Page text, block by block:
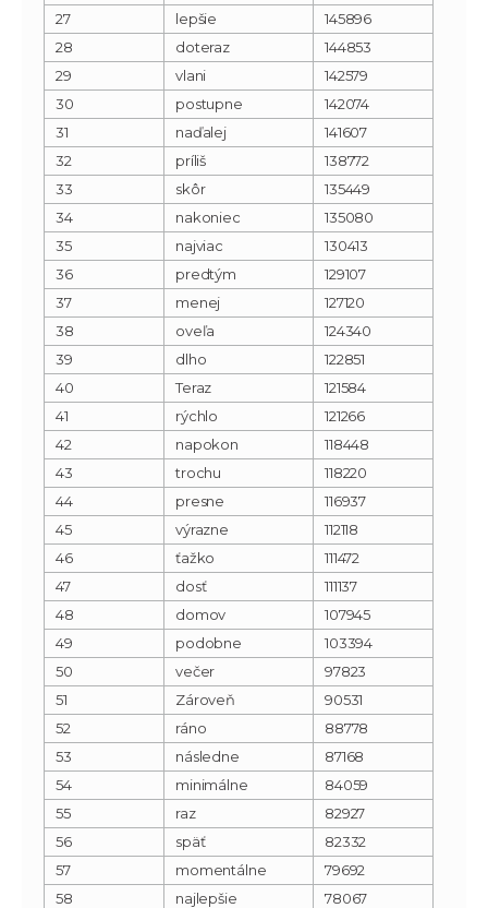
27
lepšie
145896
28
doteraz
144853
29
vlani
142579
30
postupne
142074
31
naďalej
141607
32
príliš
138772
33
skôr
135449
34
nakoniec
135080
35
najviac
130413
36
predtým
129107
37
menej
127120
38
oveľa
124340
39
dlho
122851
40
Teraz
121584
41
rýchlo
121266
42
napokon
118448
43
trochu
118220
44
presne
116937
45
výrazne
112118
46
ťažko
111472
47
dosť
111137
48
domov
107945
49
podobne
103394
50
večer
97823
51
Zároveň
90531
52
ráno
88778
53
následne
87168
54
minimálne
84059
55
raz
82927
56
späť
82332
57
momentálne
79692
58
najlepšie
78067